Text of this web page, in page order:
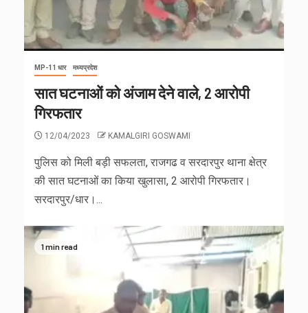
MP-11 धार मध्यप्रदेश
सात घटनाओं को अंजाम देने वाले, 2 आरोपी
गिरफतार
12/04/2023 KAMALGIRI GOSWAMI
पुलिस को मिली बड़ी सफलता, राजगढ व सरदारपुर थाना क्षेत्र
की सात घटनाओं का किया खुलासा, 2 आरोपी गिरफतार।
सरदारपुर/धार।...
1 min read